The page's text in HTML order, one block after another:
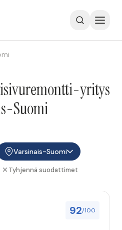
yritys
Suomi
Varsinais-Suomi
Tyhjennä suodattimet
92/100